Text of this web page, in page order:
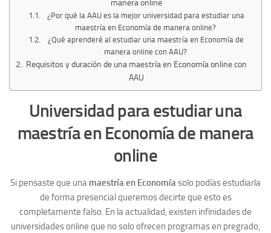
manera online
¿Por qué la AAU es la mejor universidad para estudiar una
maestría en Economía de manera online?
¿Qué aprenderé al estudiar una maestría en Economía de
manera online con AAU?
Requisitos y duración de una maestría en Economía online con
AAU
Universidad para estudiar una
maestría en Economía de manera
online
Si pensaste que una maestría en Economíasolo podías estudiarla
de forma presencial queremos decirte que esto es
completamente falso. En la actualidad, existen infinidades de
universidades online que no solo ofrecen programas en pregrado,